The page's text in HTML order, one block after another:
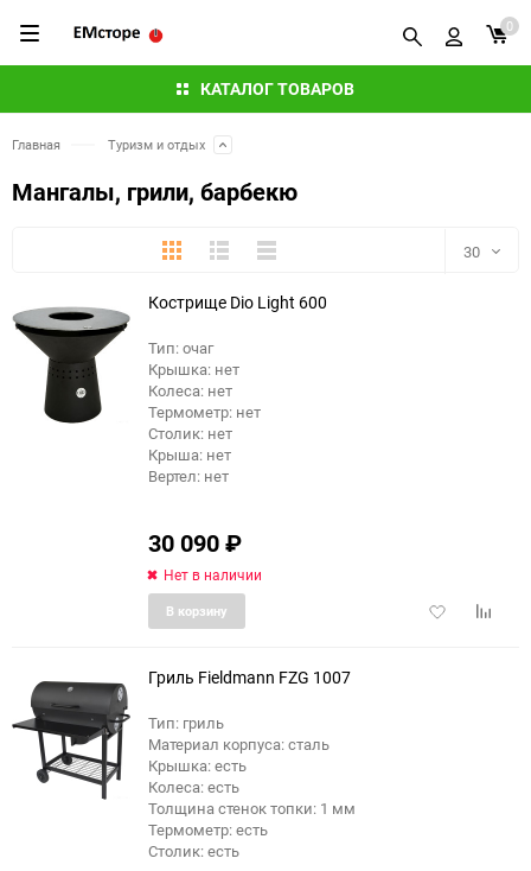
КАТАЛОГ ТОВАРОВ
0
Главная Туризм и отдых
Мангалы, грили, барбекю
ПлиткаПодробноКомпактно 30
еще 2 фото
Кострище Dio Light 600
Тип: очаг
Крышка: нет
Колеса: нет
Термометр: нет
Столик: нет
Крыша: нет
Вертел: нет
30 090₽
Нет в наличии
Добавить
В корзину
Гриль Fieldmann FZG 1007
Тип: гриль
Материал корпуса: сталь
Крышка: есть
Колеса: есть
Толщина стенок топки: 1 мм
Термометр: есть
Столик: есть